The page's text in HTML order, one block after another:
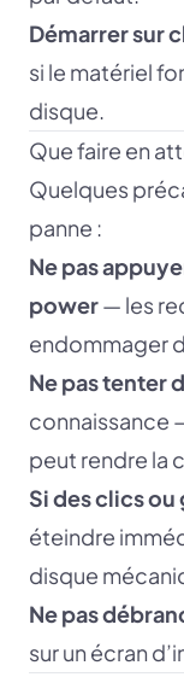
Démarrer sur
si le matériel
disque.
Que faire en
Quelques
panne :
Ne pas
power— les
endommager
Ne pas tenter
connaissance
peut rendre la
Si des clics
éteindre
disque
Ne pas
sur un écran